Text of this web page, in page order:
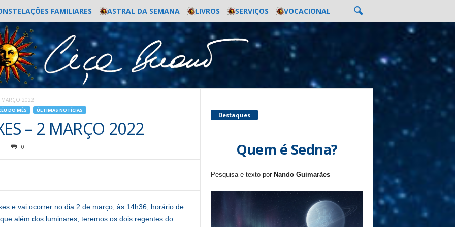
FAMILIARES ASTRAL DA SEMANA LIVROS SERVIÇOS VOCACIONAL
MARÇO 2022
DO MÊS ÚLTIMAS NOTÍCIAS
– 2 MARÇO 2022
0
e vai ocorrer no dia 2 de março, às 14h36, horário de
além dos luminares, teremos os dois regentes do
Destaques
Quem é Sedna?
Pesquisa e texto por Nando Guimarães